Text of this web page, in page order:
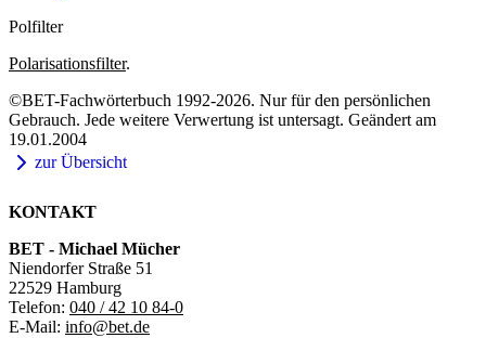
Polfilter
Polarisationsfilter.
©BET-Fachwörterbuch 1992-2026. Nur für den persönlichen
Gebrauch. Jede weitere Verwertung ist untersagt. Geändert am
19.01.2004
zur Übersicht
KONTAKT
BET - Michael Mücher
Niendorfer Straße 51
22529 Hamburg
Telefon: 040 / 42 10 84-0
E-Mail: info@bet.de